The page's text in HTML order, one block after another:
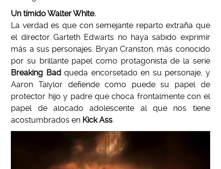
Un tímido Walter White.
La verdad es que con semejante reparto extraña que
el director Garteth Edwarts no haya sabido exprimir
más a sus personajes. Bryan Cranston, más conocido
por su brillante papel como protagonista de la serie
Breaking Badqueda encorsetado en su personaje, y
Aaron Taiylor defiende como puede su papel de
protector hijo y padre que choca frontalmente con el
papel de alocado adolescente al que nos tiene
acostumbrados en Kick Ass.